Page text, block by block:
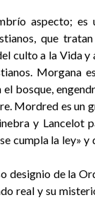
aspecto; es
que
culto a la Vida y
Morgana
bosque,
Mordred es un
y Lancelot
cumpla la ley» y
designio de la
real y su